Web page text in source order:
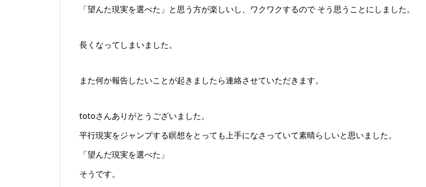
「望んた現実を選べた」と思う方が楽しいし、ワクワクするので そう思うことにしました。
長くなってしまいました。
また何か報告したいことが起きましたら連絡させていただきます。
totoさんありがとうございました。
平行現実をジャンプする瞑想をとっても上手になさっていて素晴らしいと思いました。
「望んだ現実を選べた」
そうです。